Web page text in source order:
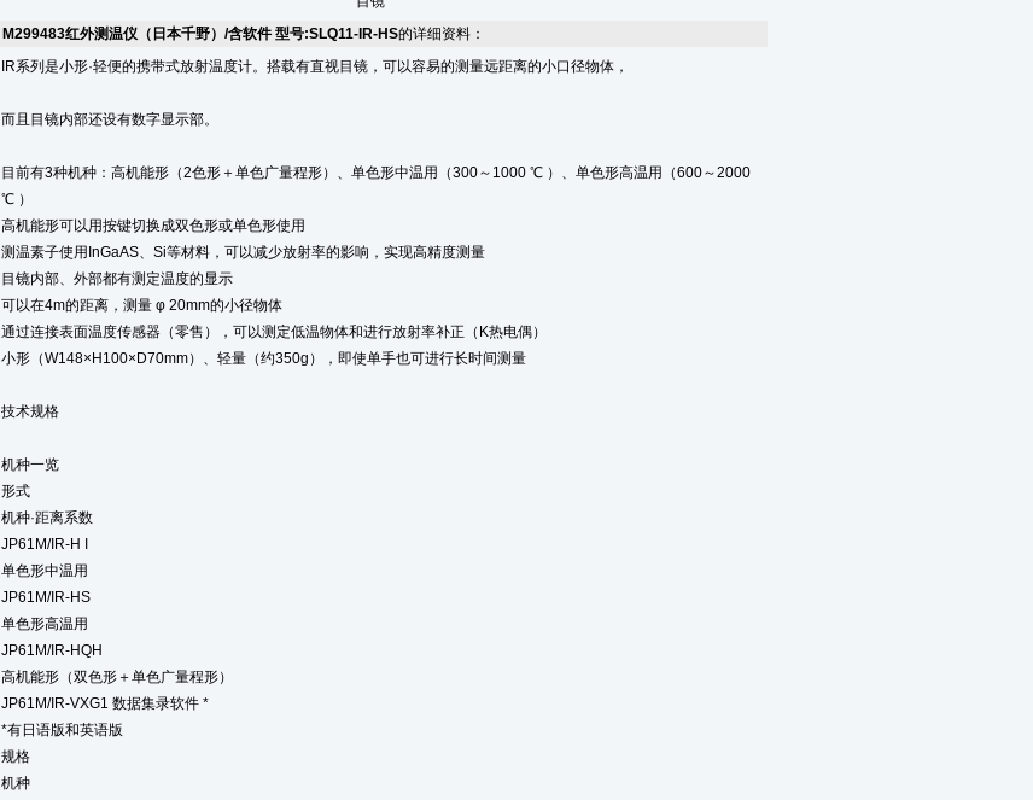
M299483红外测温仪（日本千野）/含软件 型号:SLQ11-IR-HS的详细资料：
IR系列是小形·轻便的携带式放射温度计。搭载有直视目镜，可以容易的测量远距离的小口径物体，
而且目镜内部还设有数字显示部。
目前有3种机种：高机能形（2色形＋单色广量程形）、单色形中温用（300～1000 ℃ ）、单色形高温用（600～2000
℃ ）
高机能形可以用按键切换成双色形或单色形使用
测温素子使用InGaAS、Si等材料，可以减少放射率的影响，实现高精度测量
目镜内部、外部都有测定温度的显示
可以在4m的距离，测量 φ 20mm的小径物体
通过连接表面温度传感器（零售），可以测定低温物体和进行放射率补正（K热电偶）
小形（W148×H100×D70mm）、轻量（约350g），即使单手也可进行长时间测量
技术规格
机种一览
形式
机种·距离系数
JP61M/IR-H I
单色形中温用
JP61M/IR-HS
单色形高温用
JP61M/IR-HQH
高机能形（双色形＋单色广量程形）
JP61M/IR-VXG1 数据集录软件 *
*有日语版和英语版
规格
机种